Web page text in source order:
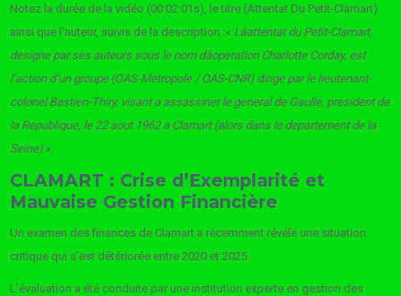
Notez la durée de la vidéo (00:02:01s), le titre (Attentat Du Petit-Clamart)
ainsi que l’auteur, suivis de la description :« Lâattentat du Petit-Clamart,
designe par ses auteurs sous le nom dâoperation Charlotte Corday, est
l’action d’un groupe (OAS-Metropole / OAS-CNR) dirige par le lieutenant-
colonel Bastien-Thiry, visant a assassiner le general de Gaulle, president de
la Republique, le 22 aout 1962 a Clamart (alors dans le departement de la
Seine) ».
CLAMART : Crise d’Exemplarité et
Mauvaise Gestion Financière
Un examen des finances de Clamart a récemment révélé une situation
critique qui s’est détériorée entre 2020 et 2025.
L’évaluation a été conduite par une institution experte en gestion des